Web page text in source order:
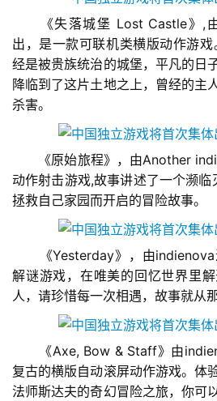
休
闲
游
2
0
2
十
三
届
奖
《失落城堡 Lost Castle》,
出，是一款可联机类横版动作游
经是被贵族统治的城堡，平凡的日
降临到了这片土地之上，曾经的主
杀害。
《原始旅程》，由Another
动作射击游戏,故事讲述了一个濒
拯救自己家园而开启的冒险故事。
《Yesterday》，由indienova
解谜游戏，在唯美的回忆世界里
人，请珍惜每一次相遇，故事就从
《Axe, Bow & Staff》由
复古的横版自动滚屏动作游戏。体
法师斯达夫的奇幻冒险之旅，你可